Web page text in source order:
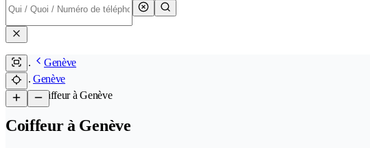
Genève
Genève
/Coiffeur à Genève
Coiffeur à Genève